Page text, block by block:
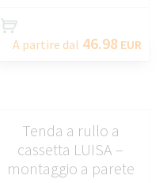
A partire dal 46.98 EUR
Tenda a rullo a
cassetta LUISA –
montaggio a parete